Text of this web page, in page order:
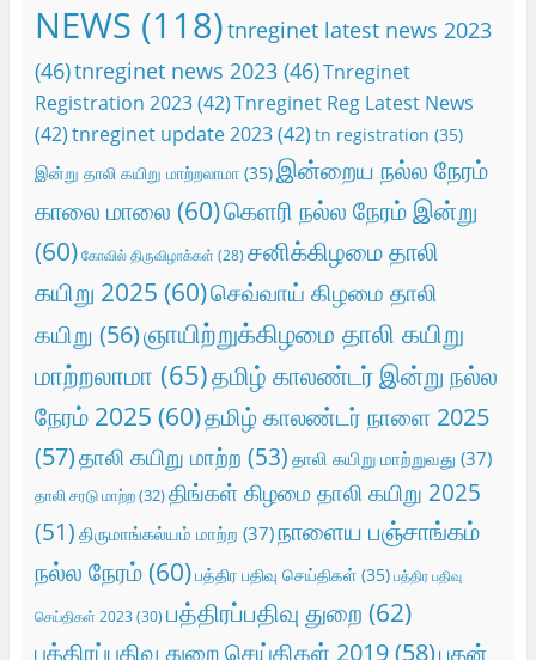
NEWS (118)tnreginet latest news 2023
(46)tnreginet news 2023(46)Tnreginet
Registration 2023(42)Tnreginet Reg Latest News
(42)tnreginet update 2023(42) tn registration (35)
இன்று தாலி கயிறு மாற்றலாமா(35)இன்றைய நல்ல நேரம்
காலை மாலை (60)கெளரி நல்ல நேரம் இன்று
(60) கோவில் திருவிழாக்கள் (28) சனிக்கிழமை தாலி
கயிறு 2025 (60)செவ்வாய் கிழமை தாலி
கயிறு (56)ஞாயிற்றுக்கிழமை தாலி கயிறு
மாற்றலாமா (65)தமிழ் காலண்டர் இன்று நல்ல
நேரம் 2025 (60)தமிழ் காலண்டர் நாளை 2025
(57)தாலி கயிறு மாற்ற (53) தாலி கயிறு மாற்றுவது (37)
தாலி சரடு மாற்ற(32)திங்கள் கிழமை தாலி கயிறு 2025
(51) திருமாங்கல்யம் மாற்ற (37)நாளைய பஞ்சாங்கம்
நல்ல நேரம்(60)பத்திர பதிவு செய்திகள்(35) பத்திர பதிவு
செய்திகள் 2023 (30) பத்திரப்பதிவு துறை (62)
பத்திரப்பதிவு துறை செய்திகள் 2019(58)புதன்